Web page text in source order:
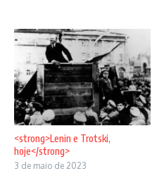
<strong>Lenin e Trotski,
hoje</strong>
3 de maio de 2023